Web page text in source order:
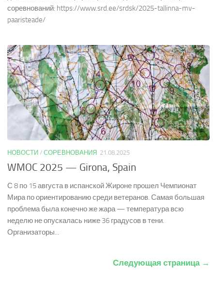
соревнований: https://www.srd.ee/srdsk/2025-tallinna-mv-
paaristeade/
НОВОСТИ / СОРЕВНОВАНИЯ 21.08.2025
WMOC 2025 — Girona, Spain
С 8 по 15 августа в испанской Жироне прошел Чемпионат
Мира по ориентированию среди ветеранов. Самая большая
проблема была конечно же жара — температура всю
неделю не опускалась ниже 36 градусов в тени.
Организаторы...
Следующая страница →